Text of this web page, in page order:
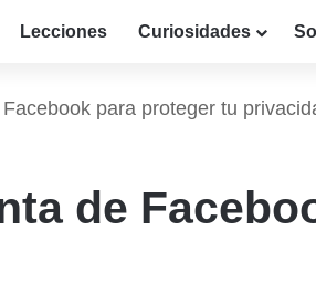
Lecciones Curiosidades
para proteger tu
de